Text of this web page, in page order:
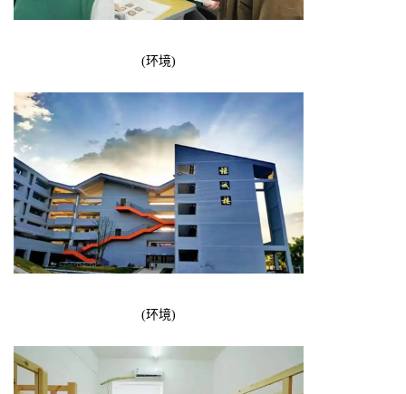
(环境)
(环境)